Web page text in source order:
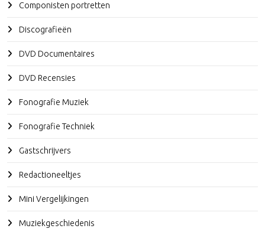
Componisten portretten
Discografieën
DVD Documentaires
DVD Recensies
Fonografie Muziek
Fonografie Techniek
Gastschrijvers
Redactioneeltjes
Mini Vergelijkingen
Muziekgeschiedenis